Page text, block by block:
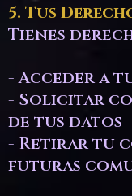
5. Tus
Tienes
- Acceder a
- Solicitar
de tus datos
- Retirar tu
futuras